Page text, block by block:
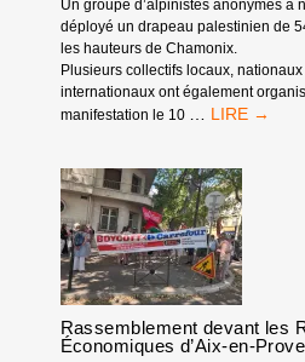
Un groupe d’alpinistes anonymes a
déployé un drapeau palestinien de
les hauteurs de Chamonix.
Plusieurs collectifs locaux, nationaux
internationaux ont également
manifestation le 10
BOYCOTT
LA
FÉDÉRATION
ISRAÉLIENNE
D’ESCALADE
DOIT
ÊTRE
EXCLUE
DES
Rassemblement devant les
Économiques d’Aix-en-